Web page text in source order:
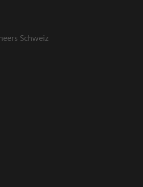
Schweiz